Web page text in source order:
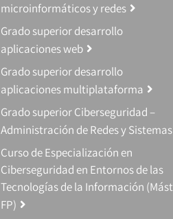
microinformáticos y redes
Grado superior desarrollo
aplicaciones web
Grado superior desarrollo
aplicaciones multiplataforma
Grado superior Ciberseguridad –
Administración de Redes y Sistemas
Curso de Especialización en
Ciberseguridad en Entornos de las
Tecnologías de la Información
FP)